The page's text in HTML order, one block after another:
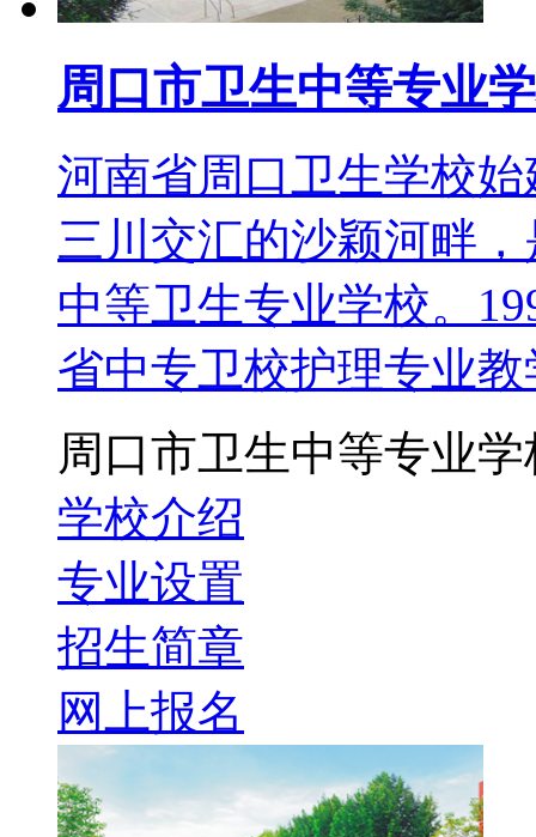
周口市卫生中等专业
河南省周口卫生学校
三川交汇的沙颖河畔
中等卫生专业学校。
省中专卫校护理专业教
周口市卫生中等专业
学校介绍
专业设置
招生简章
网上报名